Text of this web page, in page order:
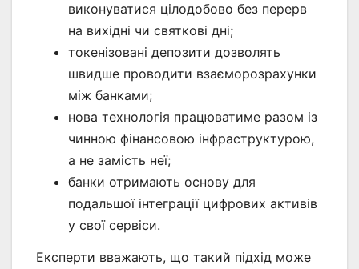
виконуватися цілодобово без перерв
на вихідні чи святкові дні;
токенізовані депозити дозволять
швидше проводити взаєморозрахунки
між банками;
нова технологія працюватиме разом із
чинною фінансовою інфраструктурою,
а не замість неї;
банки отримають основу для
подальшої інтеграції цифрових активів
у свої сервіси.
Експерти вважають, що такий підхід може